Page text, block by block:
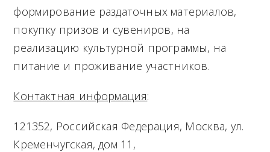
формирование раздаточных материалов,
покупку призов и сувениров, на
реализацию культурной программы, на
питание и проживание участников.
Контактная информация:
121352, Российская Федерация, Москва, ул.
Кременчугская, дом 11,